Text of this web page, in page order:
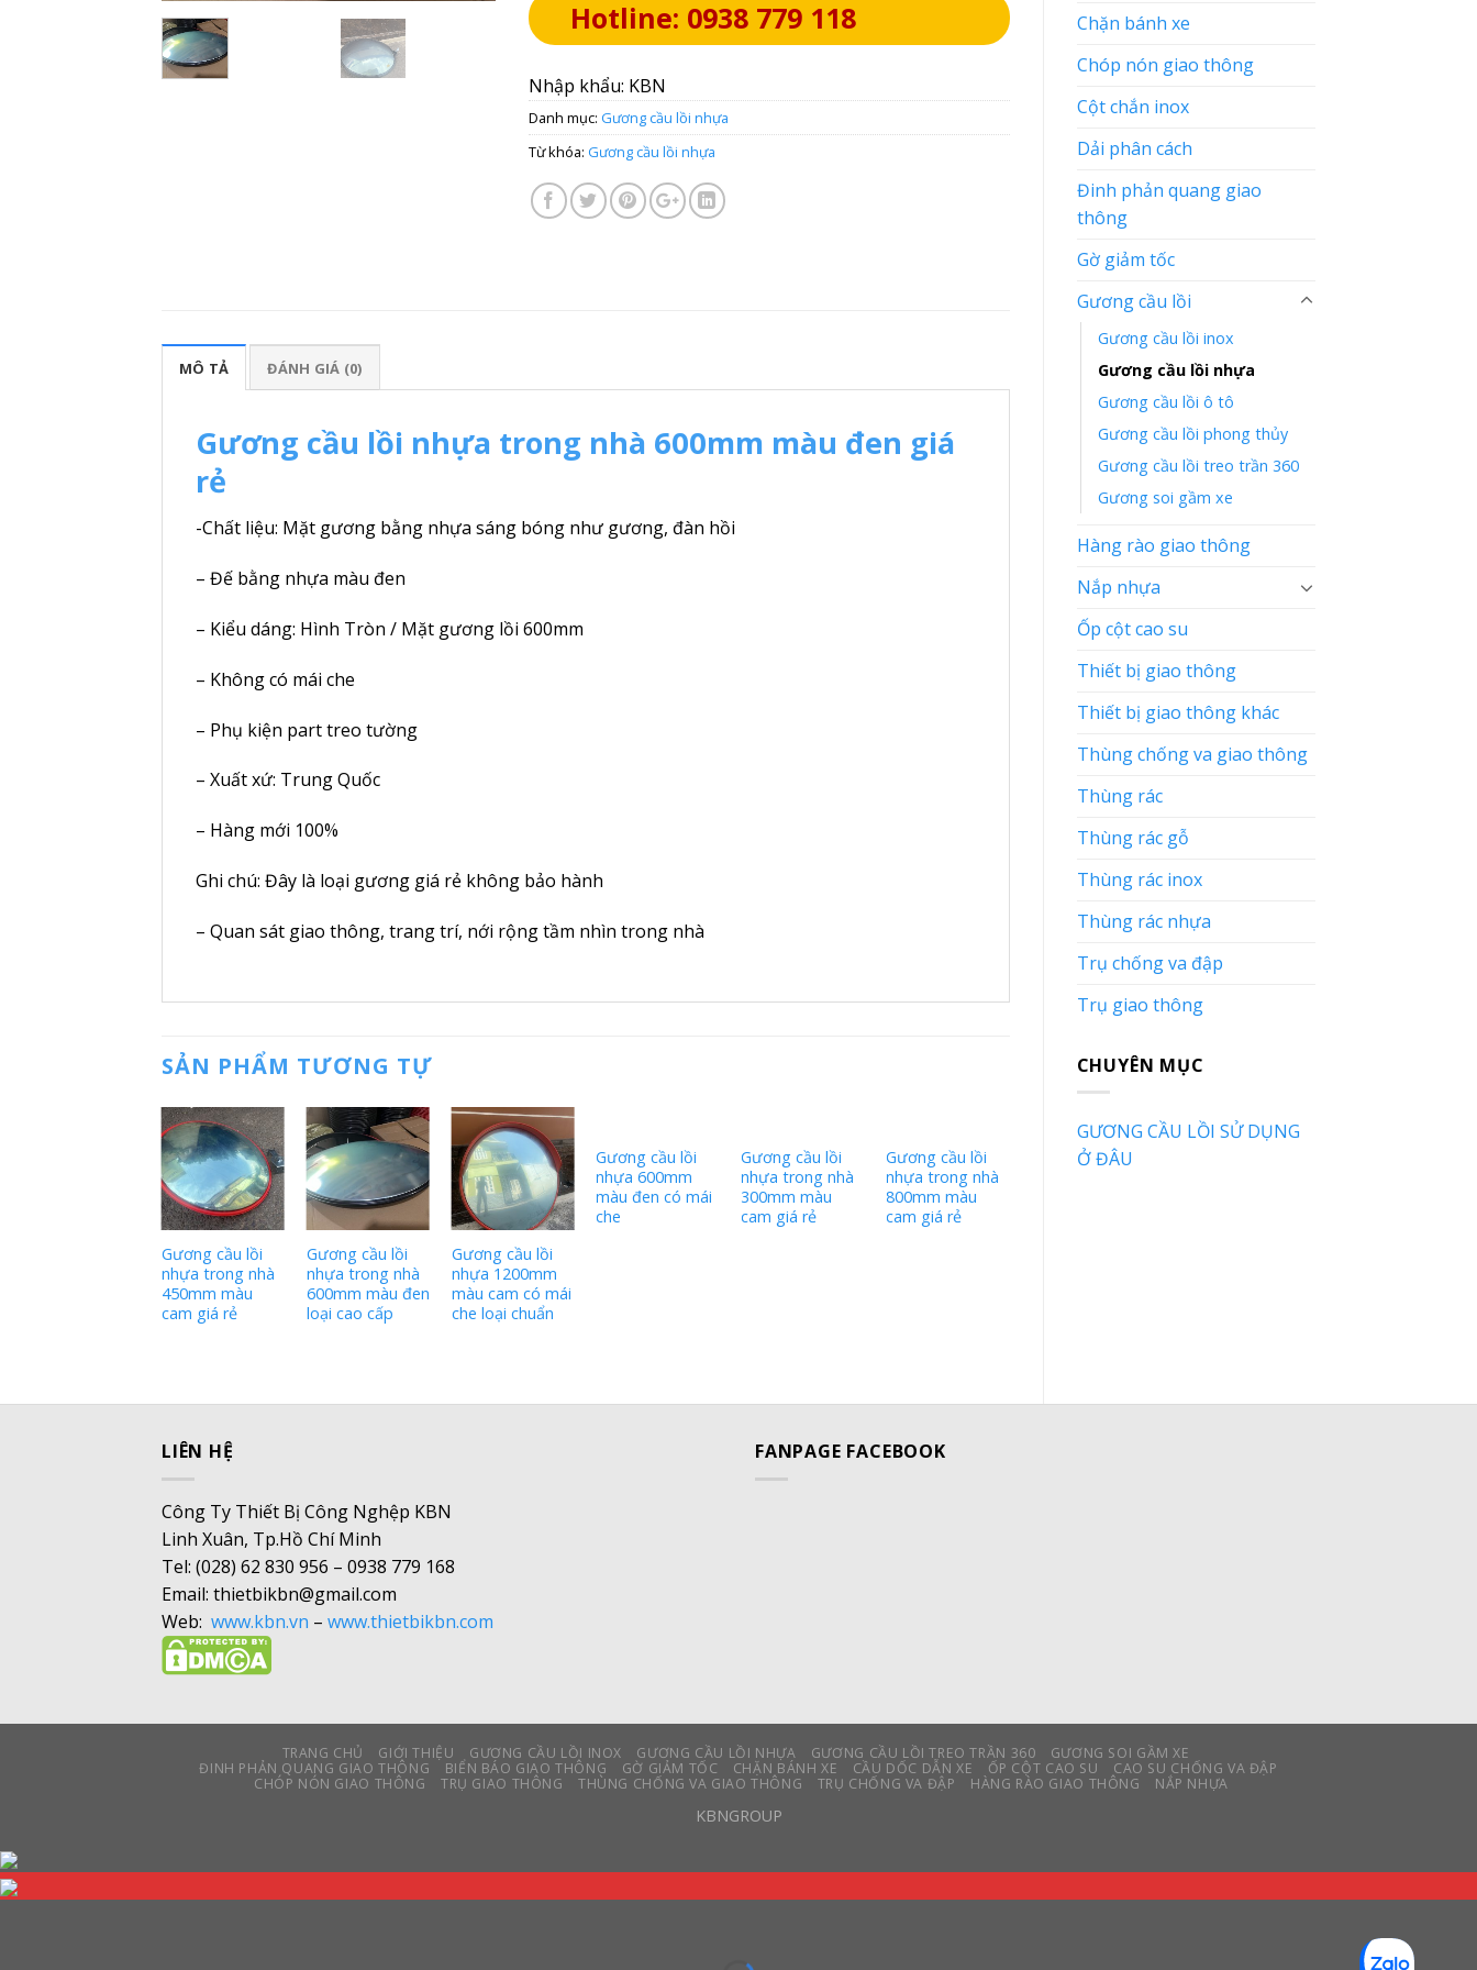
Chặn bánh xe
Chóp nón giao thông
Cột chắn inox
Dải phân cách
Đinh phản quang giao
thông
Gờ giảm tốc
Gương cầu lồi
Gương cầu lồi inox
Gương cầu lồi nhựa
Gương cầu lồi ô tô
Gương cầu lồi phong thủy
Gương cầu lồi treo trần 360
Gương soi gầm xe
Hàng rào giao thông
Nắp nhựa
Ốp cột cao su
Thiết bị giao thông
Thiết bị giao thông khác
Thùng chống va giao thông
Thùng rác
Thùng rác gỗ
Thùng rác inox
Thùng rác nhựa
Trụ chống va đập
Trụ giao thông
CHUYÊN MỤC
GƯƠNG CẦU LỒI SỬ DỤNG
Ở ĐÂU
Hotline: 0938 779 118
Nhập khẩu: KBN
Danh mục: Gương cầu lồi nhựa
Từ khóa: Gương cầu lồi nhựa
MÔ TẢ ĐÁNH GIÁ (0)
Gương cầu lồi nhựa trong nhà 600mm màu đen giá
rẻ
-Chất liệu: Mặt gương bằng nhựa sáng bóng như gương, đàn hồi
– Đế bằng nhựa màu đen
– Kiểu dáng: Hình Tròn / Mặt gương lồi 600mm
– Không có mái che
– Phụ kiện part treo tường
– Xuất xứ: Trung Quốc
– Hàng mới 100%
Ghi chú: Đây là loại gương giá rẻ không bảo hành
– Quan sát giao thông, trang trí, nới rộng tầm nhìn trong nhà
SẢN PHẨM TƯƠNG TỰ
Gương cầu lồi
nhựa trong nhà
450mm màu
cam giá rẻ
Gương cầu lồi
nhựa trong nhà
600mm màu đen
loại cao cấp
Gương cầu lồi
nhựa 1200mm
màu cam có mái
che loại chuẩn
Gương cầu lồi
nhựa 600mm
màu đen có mái
che
Gương cầu lồi
nhựa trong nhà
300mm màu
cam giá rẻ
Gương cầu lồi
nhựa trong nhà
800mm màu
cam giá rẻ
Gương cầu lồi
LIÊN HỆ
Công Ty Thiết Bị Công Nghệp KBN
Linh Xuân, Tp.Hồ Chí Minh
Tel: (028) 62 830 956 – 0938 779 168
Email: thietbikbn@gmail.com
Web: www.kbn.vn – www.thietbikbn.com
FANPAGE FACEBOOK
TRANG CHỦ GIỚI THIỆU GƯƠNG CẦU LỒI INOX GƯƠNG CẦU LỒI NHỰA GƯƠNG CẦU LỒI TREO TRẦN 360
GƯƠNG SOI GẦM XE
ĐINH PHẢN QUANG GIAO THÔNG
BIỂN BÁO GIAO THÔNG GỜ GIẢM TỐC CHẶN BÁNH XE CẦU DỐC DẪN XE ỐP CỘT CAO SU
CAO SU CHỐNG VA ĐẬP
CHÓP NÓN GIAO THÔNG
TRỤ GIAO THÔNG THÙNG CHỐNG VA GIAO THÔNG TRỤ CHỐNG VA ĐẬP HÀNG RÀO GIAO THÔNG NẮP NHỰA
KBNGROUP